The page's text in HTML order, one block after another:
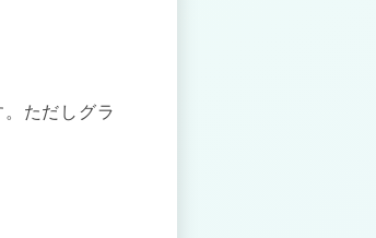
ただしグラ